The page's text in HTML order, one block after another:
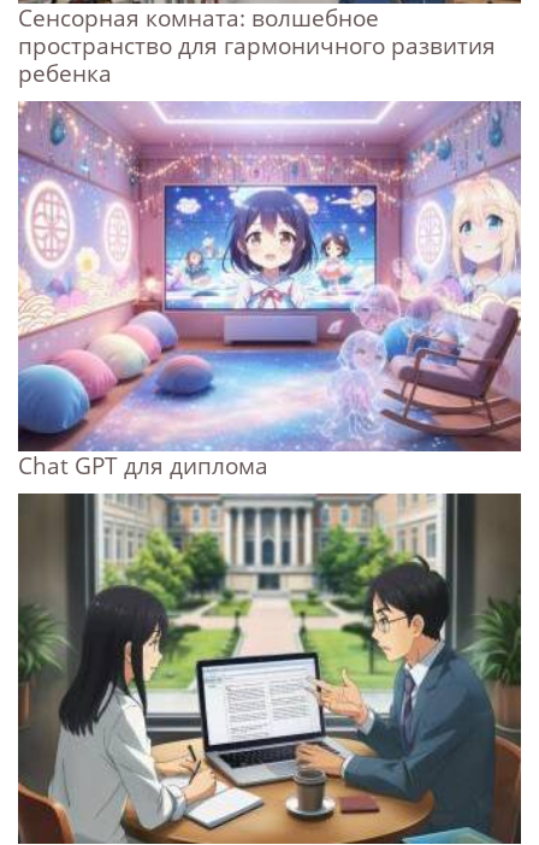
Сенсорная комната: волшебное
пространство для гармоничного развития
ребенка
Chat GPT для диплома